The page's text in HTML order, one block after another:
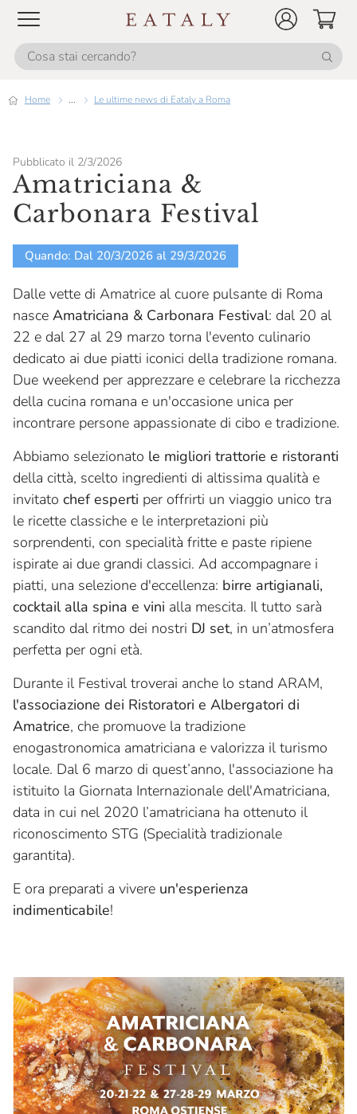
Home ... Le ultime news di Eataly a Roma
Pubblicato il 2/3/2026
Amatriciana &
Carbonara Festival
Quando: Dal 20/3/2026 al 29/3/2026
Dalle vette di Amatrice al cuore pulsante di Roma
nasce Amatriciana & Carbonara Festival: dal 20 al
22 e dal 27 al 29 marzo torna l'evento culinario
dedicato ai due piatti iconici della tradizione romana.
Due weekend per apprezzare e celebrare la ricchezza
della cucina romana e un'occasione unica per
incontrare persone appassionate di cibo e tradizione.
Abbiamo selezionato le migliori trattorie e ristoranti
della città, scelto ingredienti di altissima qualità e
invitato chef esperti per offrirti un viaggio unico tra
le ricette classiche e le interpretazioni più
sorprendenti, con specialità fritte e paste ripiene
ispirate ai due grandi classici. Ad accompagnare i
piatti, una selezione d'eccellenza: birre artigianali,
cocktail alla spina e vini alla mescita. Il tutto sarà
scandito dal ritmo dei nostri DJ set, in un’atmosfera
perfetta per ogni età.
Durante il Festival troverai anche lo stand ARAM,
l'associazione dei Ristoratori e Albergatori di
Amatrice, che promuove la tradizione
enogastronomica amatriciana e valorizza il turismo
locale. Dal 6 marzo di quest’anno, l'associazione ha
istituito la Giornata Internazionale dell'Amatriciana,
data in cui nel 2020 l’amatriciana ha ottenuto il
riconoscimento STG (Specialità tradizionale
garantita).
E ora preparati a vivere un'esperienza
indimenticabile!